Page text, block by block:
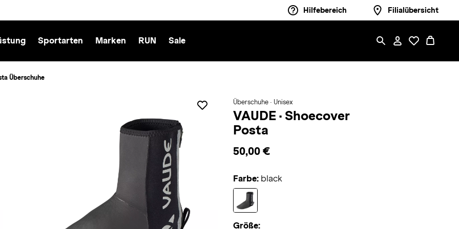
Hilfebereich Filialübersicht
Sportarten Marken RUN Sale
Überschuhe
Überschuhe · Unisex
VAUDE · Shoecover
Posta
50,00 €
Farbe: black
Größe: